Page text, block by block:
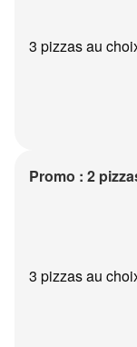
3 pizzas au
Promo : 2
3 pizzas au